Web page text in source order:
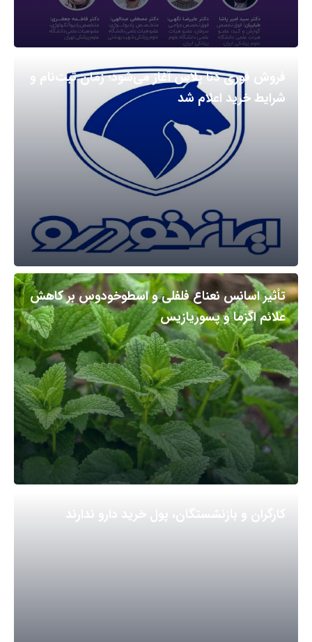
فروش فوری دنا پلاس آغاز می‌شود؛ زمان ثبت‌نام و
شرایط خرید اعلام شد
تأثیر اسانس نعناع فلفلی و اسطوخودوس بر کاهش
علائم اگزما و پسوریازیس
کارگران و بازنشستگان، پول خرید دارو ندارند